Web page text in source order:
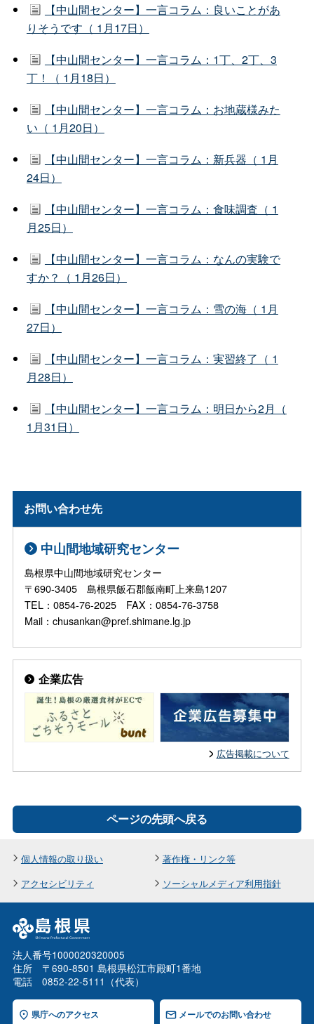
【中山間センター】一言コラム：良いことがあ
りそうです（ 1月17日）
【中山間センター】一言コラム：1丁、2丁、3
丁！（ 1月18日）
【中山間センター】一言コラム：お地蔵様みた
い（ 1月20日）
【中山間センター】一言コラム：新兵器（ 1月
24日）
【中山間センター】一言コラム：食味調査（ 1
月25日）
【中山間センター】一言コラム：なんの実験で
すか？（ 1月26日）
【中山間センター】一言コラム：雪の海（ 1月
27日）
【中山間センター】一言コラム：実習終了（ 1
月28日）
【中山間センター】一言コラム：明日から2月（
1月31日）
お問い合わせ先
中山間地域研究センター
島根県中山間地域研究センター
〒690-3405 島根県飯石郡飯南町上来島1207
TEL：0854-76-2025 FAX：0854-76-3758
Mail：chusankan@pref.shimane.lg.jp
企業広告
広告掲載について
ページの先頭へ戻る
個人情報の取り扱い
著作権・リンク等
アクセシビリティ
ソーシャルメディア利用指針
法人番号1000020320005
住所 〒690-8501 島根県松江市殿町1番地
電話 0852-22-5111（代表）
県庁へのアクセス メールでのお問い合わせ